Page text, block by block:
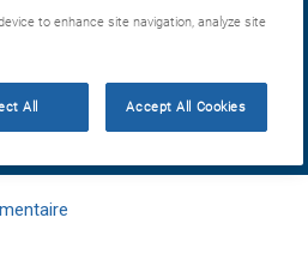
to enhance site navigation, analyze site
All Accept All Cookies